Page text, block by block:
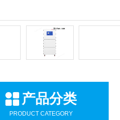
产品分类
PRODUCT CATEGORY